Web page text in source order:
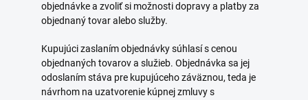
objednávke a zvoliť si možnosti dopravy a platby za
objednaný tovar alebo služby.
Kupujúci zaslaním objednávky súhlasí s cenou
objednaných tovarov a služieb. Objednávka sa jej
odoslaním stáva pre kupujúceho záväznou, teda je
návrhom na uzatvorenie kúpnej zmluvy s